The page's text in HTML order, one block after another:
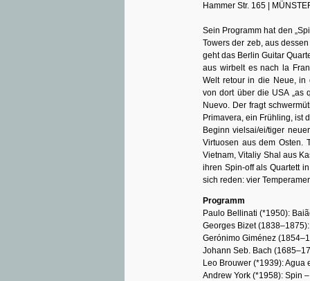
Hammer Str. 165 |
Sein Programm hat den
Towers der zeb, aus
geht das Berlin Guitar
aus wirbelt es nach la
Welt retour in die Neue, in
von dort über die USA „as
Nuevo. Der fragt
Primavera, ein Frühling, ist
Beginn vielsai/ei/tiger
Virtuosen aus dem Osten.
Vietnam, Vitaliy Shal aus
ihren Spin-off als Quartett
sich reden: vier
Programm
Paulo Bellinati (*1950):
Georges Bizet
Gerónimo Giménez
Johann Seb. Bach
Leo Brouwer (*1939): Agua
Andrew York (*1958): Spin